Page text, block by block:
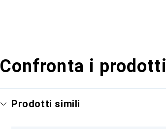
Confronta i prodotti
Prodotti simili